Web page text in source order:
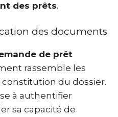
des prêts.
des documents
de prêt
rassemble les
constitution du dossier.
à authentifier
sa capacité de